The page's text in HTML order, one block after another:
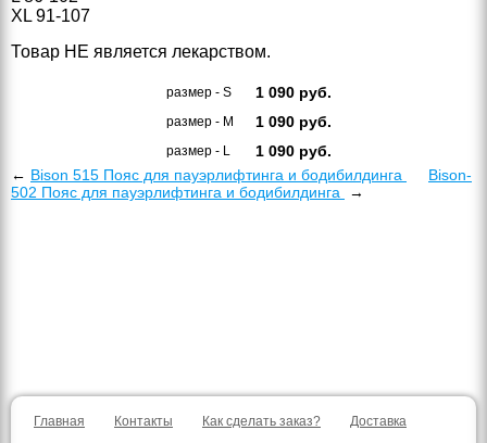
XL 91-107
Товар НЕ является лекарством.
размер - S 1 090 руб.
размер - M 1 090 руб.
размер - L 1 090 руб.
← Bison 515 Пояс для пауэрлифтинга и бодибилдинга
Bison-
502 Пояс для пауэрлифтинга и бодибилдинга
→
Главная Контакты Как сделать заказ? Доставка